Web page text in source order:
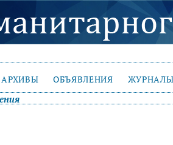
АРХИВЫ ОБЪЯВЛЕНИЯ